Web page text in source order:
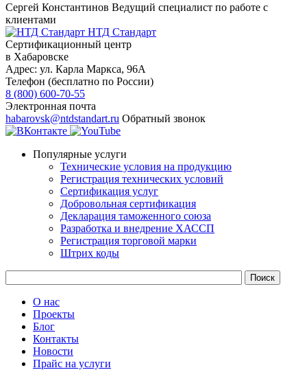
Сергей Константинов Ведущий специалист по работе с
клиентами
НТД Стандарт
Сертификационный центр
в Хабаровске
Адрес: ул. Карла Маркса, 96А
Телефон (бесплатно по России)
8 (800) 600-70-55
Электронная почта
habarovsk@ntdstandart.ru Обратный звонок
Популярные услуги
Технические условия на продукцию
Регистрация технических условий
Сертификация услуг
Добровольная сертификация
Декларация таможенного союза
Разработка и внедрение ХАССП
Регистрация торговой марки
Штрих коды
О нас
Проекты
Блог
Контакты
Новости
Прайс на услуги